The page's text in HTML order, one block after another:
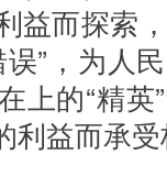
益而探索
”，为人
上的“精英
利益而承